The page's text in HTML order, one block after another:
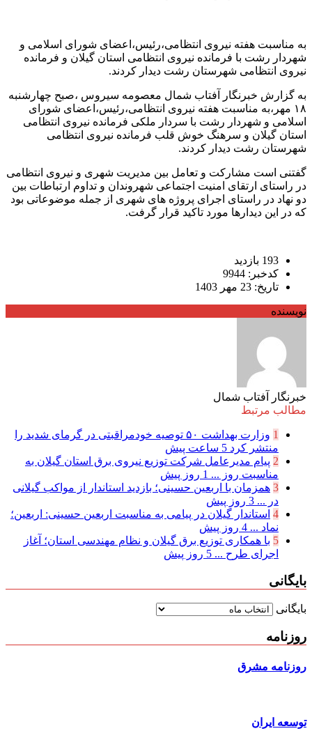
به مناسبت هفته نیروی انتظامی،رئیس،اعضای شورای اسلامی و
شهردار رشت با فرمانده نیروی انتظامی استان گیلان و فرمانده
نیروی انتظامی شهرستان رشت دیدار کردند.
به گزارش خبرنگار آفتاب شمال معصومه سیروس ،صبح چهارشنبه
۱۸ مهر،به مناسبت هفته نیروی انتظامی،رئیس،اعضای شورای
اسلامی و شهردار رشت با سردار ملکی فرمانده نیروی انتظامی
استان گیلان و سرهنگ خوش قلب فرمانده نیروی انتظامی
شهرستان رشت دیدار کردند.
گفتنی است مشارکت و تعامل بین مدیریت شهری و نیروی انتظامی
در راستای ارتقای امنیت اجتماعی شهروندان و تداوم ارتباطات بین
دو نهاد در راستای اجرای پروژه های شهری از جمله موضوعاتی بود
که در این دیدارها مورد تاکید قرار گرفت.
193 بازدید
کدخبر: 9944
تاریخ: 23 مهر 1403
نویسنده
خبرنگار آفتاب شمال
مطالب مرتبط
1
وزارت بهداشت ۵۰ توصیه خودمراقبتی در گرمای شدید را
منتشر کرد 5 ساعت پیش
2 پیام مدیرعامل شركت توزیع نیروی برق استان گیلان به
مناسبت روز ... 1 روز پیش
3 همزمان با اربعین حسینی؛ بازدید استاندار از مواکب گیلانی
در ... 3 روز پیش
4 استاندار گیلان در پیامی به مناسبت اربعین حسینی: اربعین؛
نماد ... 4 روز پیش
5 با همکاری توزیع برق گیلان و نظام مهندسی استان؛ آغاز
اجرای طرح ... 5 روز پیش
بایگانی
بایگانی
روزنامه
روزنامه مشرق
توسعه ایران